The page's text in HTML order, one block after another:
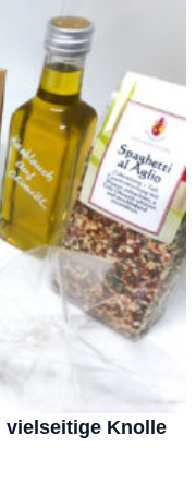
vielseitige Knolle